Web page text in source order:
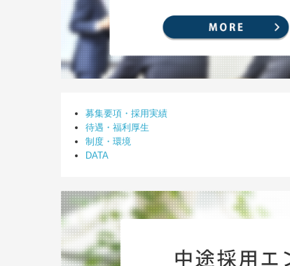
募集要項・採用実績
待遇・福利厚生
制度・環境
DATA